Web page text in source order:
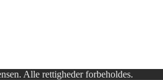
Alle rettigheder forbeholdes.